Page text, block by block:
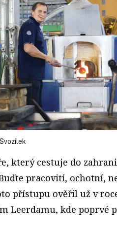
který cestuje do
pracovití, ochotní,
přístupu ověřil už v
Leerdamu, kde poprvé